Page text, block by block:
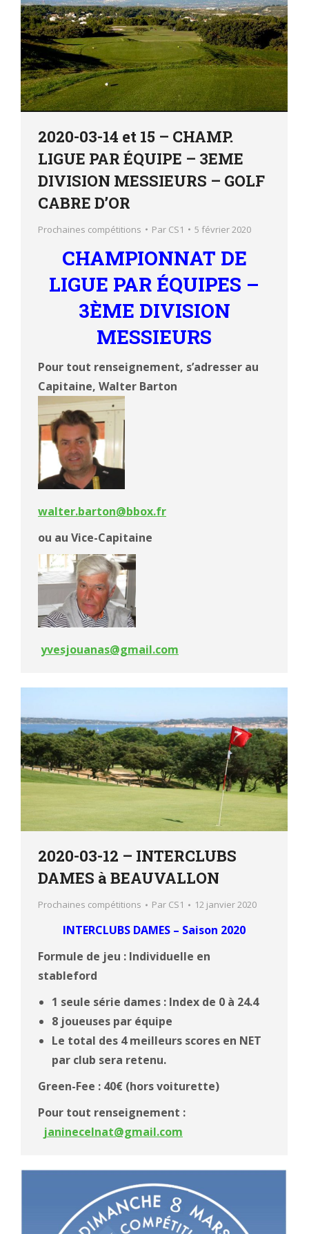
2020-03-14 et 15 – CHAMP.
LIGUE PAR ÉQUIPE – 3EME
DIVISION MESSIEURS – GOLF
CABRE D’OR
Prochaines compétitions Par CS1 5 février 2020
CHAMPIONNAT DE
LIGUE PAR ÉQUIPES –
3ÈME DIVISION
MESSIEURS
Pour tout renseignement, s’adresser au
Capitaine, Walter Barton
walter.barton@bbox.fr
ou au Vice-Capitaine
yvesjouanas@gmail.com
2020-03-12 – INTERCLUBS
DAMES à BEAUVALLON
Prochaines compétitions Par CS1 12 janvier 2020
INTERCLUBS DAMES – Saison 2020
Formule de jeu : Individuelle en
stableford
1 seule série dames : Index de 0 à 24.4
8 joueuses par équipe
Le total des 4 meilleurs scores en NET
par club sera retenu.
Green-Fee : 40€ (hors voiturette)
Pour tout renseignement :
janinecelnat@gmail.com